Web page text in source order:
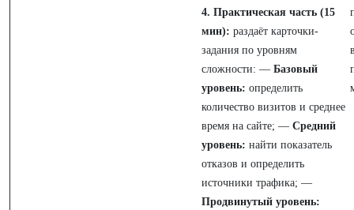
4. Практическая часть (15
мин): раздаёт карточки-
задания по уровням
сложности: — Базовый
уровень: определить
количество визитов и среднее
время на сайте; — Средний
уровень: найти показатель
отказов и определить
источники трафика; —
Продвинутый уровень: